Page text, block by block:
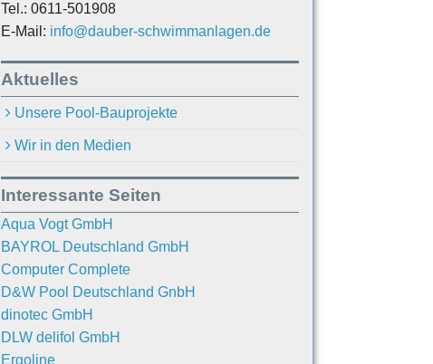
Tel.: 0611-501908
E-Mail: info@dauber-schwimmanlagen.de
Aktuelles
Unsere Pool-Bauprojekte
Wir in den Medien
Interessante Seiten
Aqua Vogt GmbH
BAYROL Deutschland GmbH
Computer Complete
D&W Pool Deutschland GnbH
dinotec GmbH
DLW delifol GmbH
Ergoline